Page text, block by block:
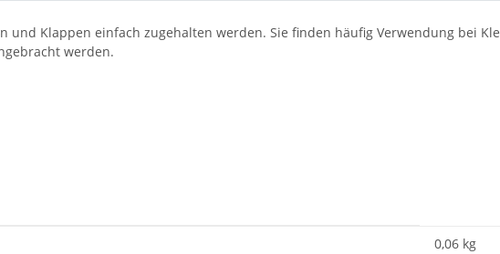
und Klappen einfach zugehalten werden. Sie finden häufig Verwendung bei
werden.
0,06 kg